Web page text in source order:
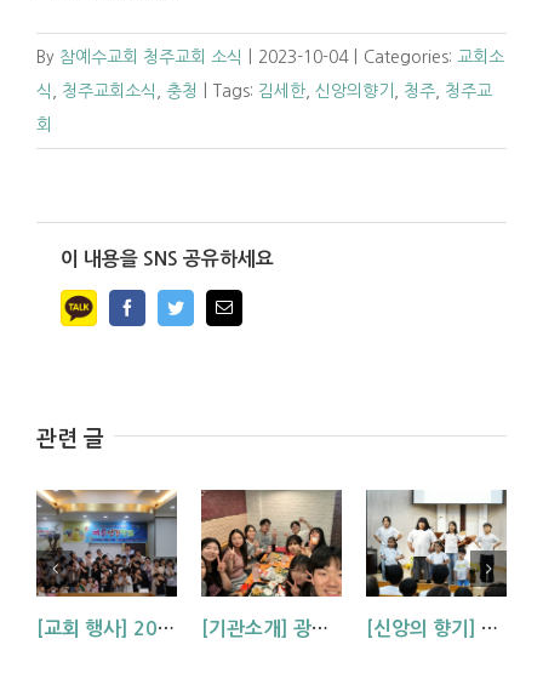
By 참예수교회 청주교회 소식 2023-10-04 Categories: 교회소
식
청주교회소식 충청 Tags: 김세한 신앙의향기 청주
청주교
회
이 내용을 SNS 공유하세요
FacebookTwitterEmail
관련 글
[교회 행사] 2026 아동부 연합 여름성경학교 (부산, 거제, 대구) [기관소개] 광주교회 청년부를 소개합니다! [신앙의 향기] 우리 하나님은 크시다네_아동부 찬양